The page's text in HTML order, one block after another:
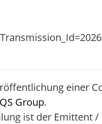
Group.
ist der Emittent